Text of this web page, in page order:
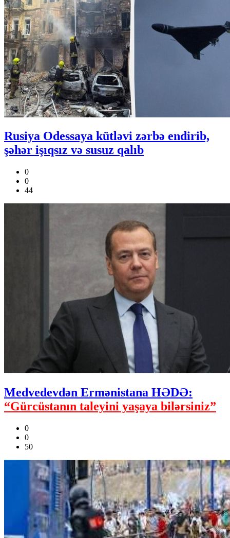
Rusiya Odessaya kütləvi zərbə endirib,
şəhər işıqsız və susuz qalıb
0
0
44
Medvedevdən Ermənistana HƏDƏ:
“Gürcüstanın taleyini yaşaya bilərsiniz”
0
0
50